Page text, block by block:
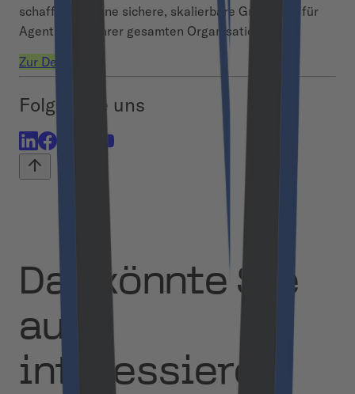
schaffen Sie eine sichere, skalierbare Grundlage für
Agentic AI in Ihrer gesamten Organisation.
Zur Demo
Folgen Sie uns
Das könnte Sie
auch
interessieren